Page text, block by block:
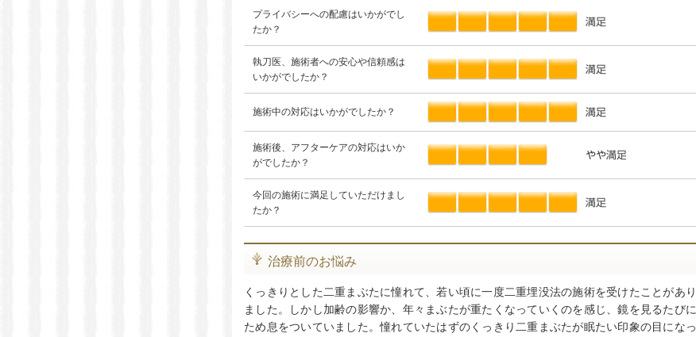
プライバシーへの配慮はいかがでし
たか？
執刀医、施術者への安心や信頼感は
いかがでしたか？
施術中の対応はいかがでしたか？
施術後、アフターケアの対応はいか
がでしたか？
今回の施術に満足していただけまし
たか？
治療前のお悩み
くっきりとした二重まぶたに憧れて、若い頃に一度二重埋没法の施術を受けたことがあり
ました。しかし加齢の影響か、年々まぶたが重たくなっていくのを感じ、鏡を見るたびに
ため息をついていました。憧れていたはずのくっきり二重まぶたが眠たい印象の目になっ